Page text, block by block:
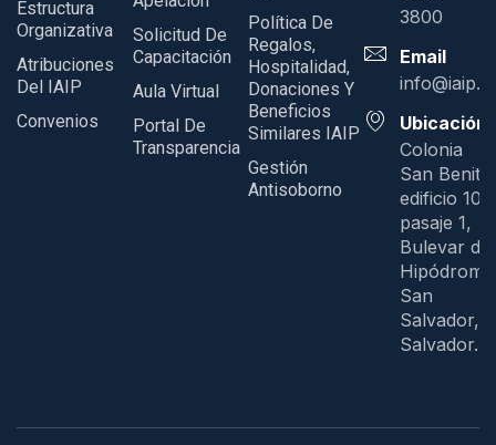
Estructura
Organizativa
Atribuciones
Del IAIP
Convenios
Solicitud De
Capacitación
Aula Virtual
Portal De
Transparencia
Política De
Regalos,
Hospitalidad,
Donaciones Y
Beneficios
Similares IAIP
Gestión
Antisoborno
3800
Email
Ubicación
Colonia
San Benito,
edificio
pasaje 1,
Bulevar del
San
Salvador,
Salvador.